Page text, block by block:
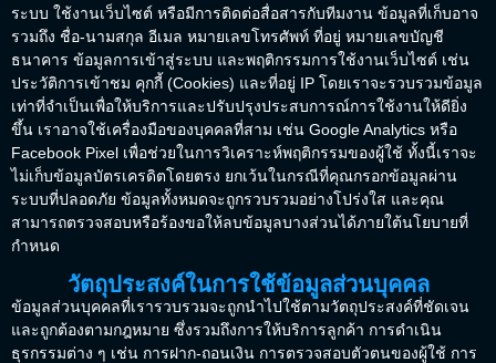
ระบบ ใช้งานเว็บไซต์ หรือมีการติดต่อสื่อสารกับทีมงาน ข้อมูลที่เก็บอาจ
รวมถึง ชื่อ-นามสกุล อีเมล หมายเลขโทรศัพท์ ที่อยู่ หมายเลขบัญชี
ธนาคาร ข้อมูลการเข้าสู่ระบบ และพฤติกรรมการใช้งานเว็บไซต์ เช่น
ประวัติการเข้าชม คุกกี้ (Cookies) และที่อยู่ IP โดยเราจะรวบรวมข้อมูล
เท่าที่จำเป็นเพื่อให้บริการและปรับปรุงประสบการณ์การใช้งานให้ดียิ่ง
ขึ้น เราอาจใช้เครื่องมือของบุคคลที่สาม เช่น Google Analytics หรือ
Facebook Pixel เพื่อช่วยในการวิเคราะห์พฤติกรรมของผู้ใช้ ทั้งนี้เราจะ
ไม่เก็บข้อมูลบัตรเครดิตโดยตรง ยกเว้นในกรณีที่คุณกรอกข้อมูลผ่าน
ระบบที่ปลอดภัย ข้อมูลทั้งหมดจะถูกรวบรวมอย่างโปร่งใส และคุณ
สามารถตรวจสอบหรือร้องขอให้ลบข้อมูลบางส่วนได้ภายใต้นโยบายที่
กำหนด
วัตถุประสงค์ในการใช้ข้อมูลส่วนบุคคล
ข้อมูลส่วนบุคคลที่เรารวบรวมจะถูกนำไปใช้ตามวัตถุประสงค์ที่ชัดเจน
และถูกต้องตามกฎหมาย ซึ่งรวมถึงการให้บริการลูกค้า การดำเนิน
ธุรกรรมต่าง ๆ เช่น การฝาก-ถอนเงิน การตรวจสอบตัวตนของผู้ใช้ การ